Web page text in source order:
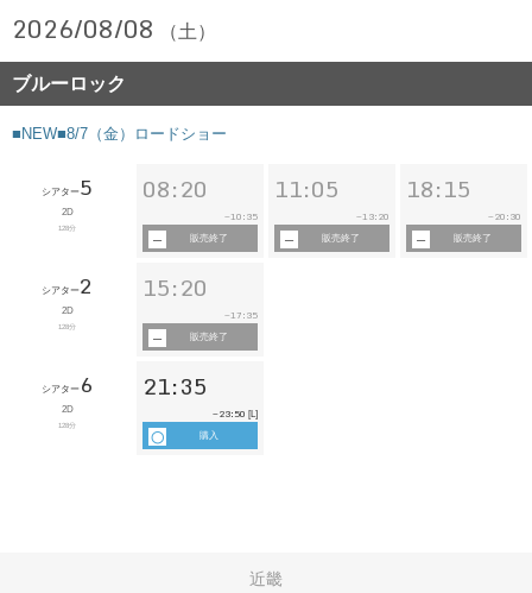
2026/08/08 （土）
ブルーロック
■NEW■8/7（金）ロードショー
シアター5
2D
128分
08:20
~ 10:35
販売終了
11:05
~ 13:20
販売終了
18:15
~ 20:30
販売終了
シアター2
2D
128分
15:20
~ 17:35
販売終了
シアター 6
2D
128分
21:35
~23:50 [L]
購入
近畿